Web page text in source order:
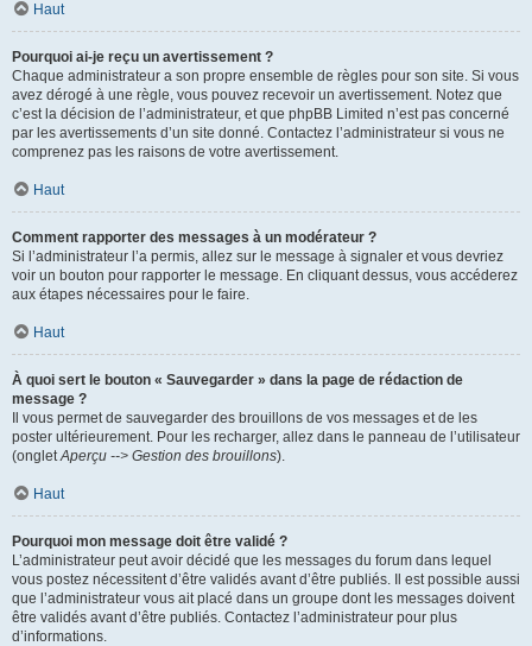
Haut
Pourquoi ai-je reçu un avertissement ?
Chaque administrateur a son propre ensemble de règles pour son site. Si vous
avez dérogé à une règle, vous pouvez recevoir un avertissement. Notez que
c’est la décision de l’administrateur, et que phpBB Limited n’est pas concerné
par les avertissements d’un site donné. Contactez l’administrateur si vous ne
comprenez pas les raisons de votre avertissement.
Haut
Comment rapporter des messages à un modérateur ?
Si l’administrateur l’a permis, allez sur le message à signaler et vous devriez
voir un bouton pour rapporter le message. En cliquant dessus, vous accéderez
aux étapes nécessaires pour le faire.
Haut
À quoi sert le bouton « Sauvegarder » dans la page de rédaction de
message ?
Il vous permet de sauvegarder des brouillons de vos messages et de les
poster ultérieurement. Pour les recharger, allez dans le panneau de l’utilisateur
(ongletAperçu --> Gestion des brouillons).
Haut
Pourquoi mon message doit être validé ?
L’administrateur peut avoir décidé que les messages du forum dans lequel
vous postez nécessitent d’être validés avant d’être publiés. Il est possible aussi
que l’administrateur vous ait placé dans un groupe dont les messages doivent
être validés avant d’être publiés. Contactez l’administrateur pour plus
d’informations.